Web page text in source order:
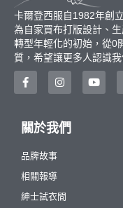
卡爾登西服自1982年創
為自家買布打版設計、
轉型年輕化的初始，從0
質，希望讓更多人認識
關於我們
品牌故事
相關報導
紳士試衣間